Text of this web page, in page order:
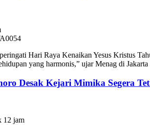
Hari Raya Kenaikan Yesus Kristus
yang harmonis,” ujar Menag di
Desak Kejari Mimika Segera
12 jam